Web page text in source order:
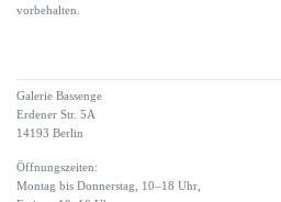
vorbehalten.
Galerie Bassenge
Erdener Str. 5A
14193 Berlin
Öffnungszeiten:
Montag bis Donnerstag, 10–18 Uhr,